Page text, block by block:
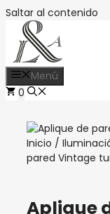
Saltar al contenido
Menú
0
Inicio /
pared Vintage
Aplique